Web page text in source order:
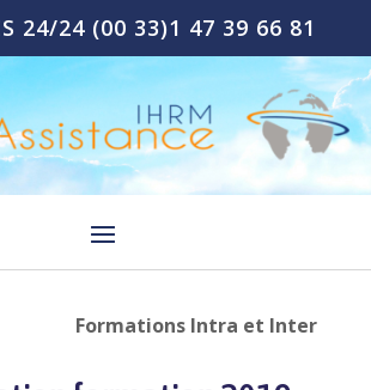
24/24 (00 33)1 47 39 66 81
Formations Intra et Inter